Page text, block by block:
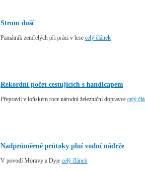
Strom duší
Památník zemřelých při práci v lese celý článek
Rekordní počet cestujících s handicapem
Přepravil v loňském roce národní železniční dopravce celý
Nadprůměrné průtoky plní vodní nádrže
V povodí Moravy a Dyje celý článek